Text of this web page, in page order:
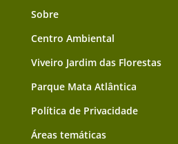
Sobre
Centro Ambiental
Viveiro Jardim das Florestas
Parque Mata Atlântica
Política de Privacidade
Áreas temáticas